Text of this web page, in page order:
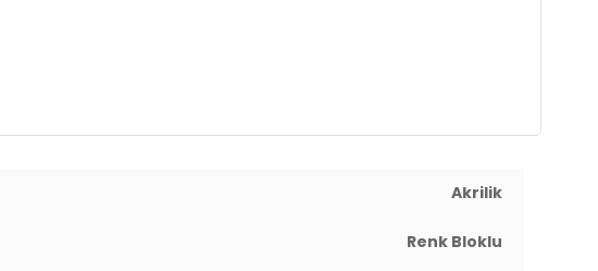
Akrilik
Renk Bloklu